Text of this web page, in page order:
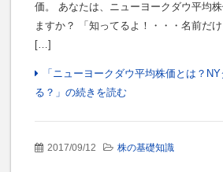
価。 あなたは、ニューヨークダウ平均
ますか？ 「知ってるよ！・・・名前だ
[…]
「ニューヨークダウ平均株価とは？
る？」の続きを読む
2017/09/12 株の基礎知識